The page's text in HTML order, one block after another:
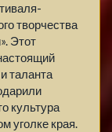
творчества
Этот
таланта
культура
уголке края.